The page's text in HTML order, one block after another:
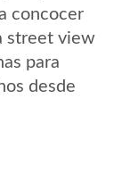
concocer
street view
para
desde